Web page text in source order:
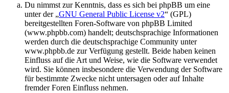
Du nimmst zur Kenntnis, dass es sich bei phpBB um eine
unter der „GNU General Public License v2“ (GPL)
bereitgestellten Foren-Software von phpBB Limited
(www.phpbb.com) handelt; deutschsprachige Informationen
werden durch die deutschsprachige Community unter
www.phpbb.de zur Verfügung gestellt. Beide haben keinen
Einfluss auf die Art und Weise, wie die Software verwendet
wird. Sie können insbesondere die Verwendung der Software
für bestimmte Zwecke nicht untersagen oder auf Inhalte
fremder Foren Einfluss nehmen.